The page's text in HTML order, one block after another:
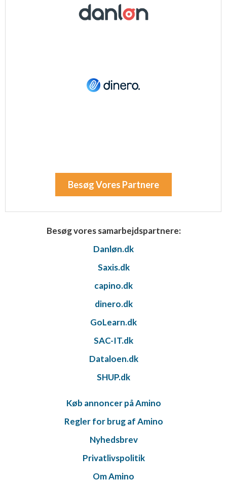
Besøg Vores Partnere
Besøg vores samarbejdspartnere:
Danløn.dk
Saxis.dk
capino.dk
dinero.dk
GoLearn.dk
SAC-IT.dk
Dataloen.dk
SHUP.dk
Køb annoncer på Amino
Regler for brug af Amino
Nyhedsbrev
Privatlivspolitik
Om Amino